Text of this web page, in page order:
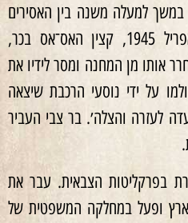
למעלה משנה בין האסירים
הפוליטיים החשובים. בסוף אפריל 1945, קצין האס־אס בכר,
אותו מן המחנה ומסר לידיו את
על ידי נוסעי הרכבת שיצאה
בסוף יוני 1944, ל׳ועדה לעזרה והצלה׳. בר צבי העביר
בפרקליטות הצבאית. עבר את
ופעל במחלקה המשפטית של